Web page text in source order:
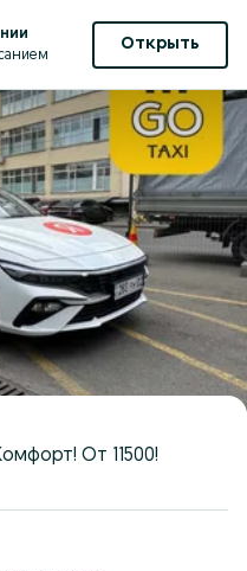
Открыть
От 11500!